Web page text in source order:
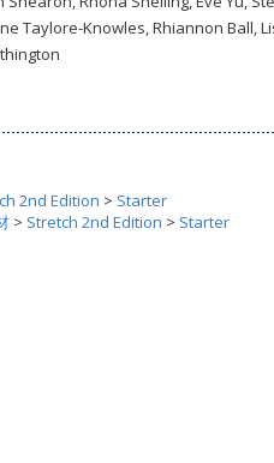
Taylore-Knowles, Rhiannon Ball,
2nd Edition > Starter
> Stretch 2nd Edition > Starter